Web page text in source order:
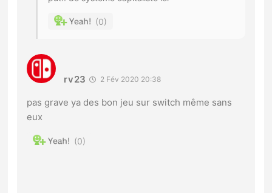
0
rv23 2 Fév 2020 20:38
pas grave ya des bon jeu sur switch même sans
eux
0